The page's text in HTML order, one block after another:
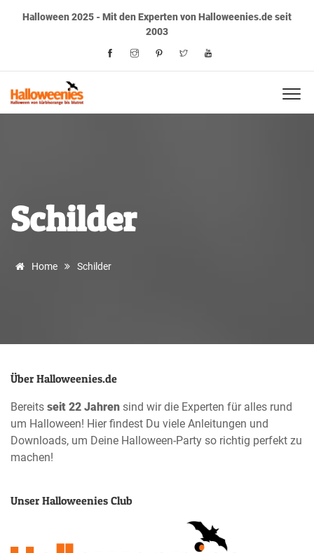
Halloween 2025 - Mit den Experten von Halloweenies.de seit
2003
Schilder
Home Schilder
Über Halloweenies.de
Bereits seit 22 Jahren sind wir die Experten für alles rund
um Halloween! Hier findest Du viele Anleitungen und
Downloads, um Deine Halloween-Party so richtig perfekt zu
machen!
Unser Halloweenies Club